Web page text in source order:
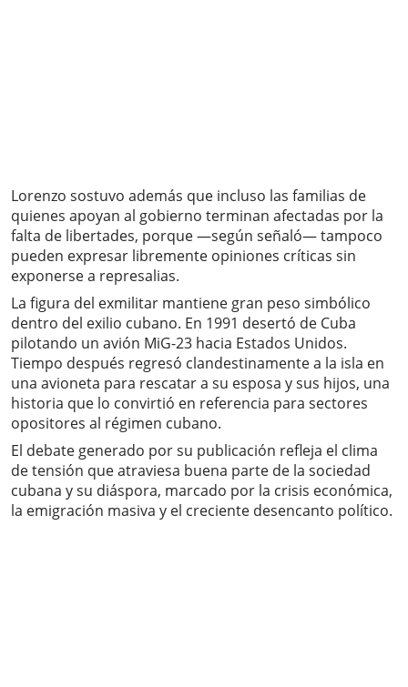
Lorenzo sostuvo además que incluso las familias de
quienes apoyan al gobierno terminan afectadas por la
falta de libertades, porque —según señaló— tampoco
pueden expresar libremente opiniones críticas sin
exponerse a represalias.
La figura del exmilitar mantiene gran peso simbólico
dentro del exilio cubano. En 1991 desertó de Cuba
pilotando un avión MiG-23 hacia Estados Unidos.
Tiempo después regresó clandestinamente a la isla en
una avioneta para rescatar a su esposa y sus hijos, una
historia que lo convirtió en referencia para sectores
opositores al régimen cubano.
El debate generado por su publicación refleja el clima
de tensión que atraviesa buena parte de la sociedad
cubana y su diáspora, marcado por la crisis económica,
la emigración masiva y el creciente desencanto político.